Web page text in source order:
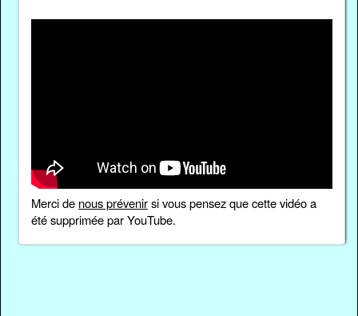
Merci de nous prévenirsi vous pensez que cette vidéo a
été supprimée par YouTube.